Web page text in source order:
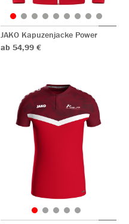
JAKO Kapuzenjacke Power
ab 54,99 €